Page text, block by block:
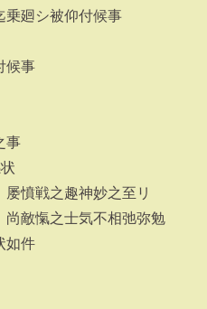
乗廻シ被仰付候事
候事
事
憤戦之趣神妙之至リ
敵愾之士気不相弛弥勉
如件